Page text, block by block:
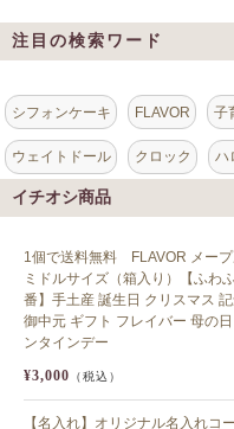
注目の検索ワード
シフォンケーキ FLAVOR 子
ウェイトドール クロック ハ
イチオシ商品
1個で送料無料 FLAVOR メー
ミドルサイズ（箱入り）【ふわ
番】手土産 誕生日 クリスマス
御中元 ギフト フレイバー 母の
ンタインデー
¥3,000 （税込）
【名入れ】オリジナル名入れ